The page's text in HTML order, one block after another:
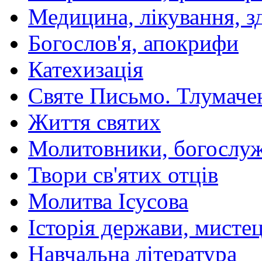
Медицина, лікування,
Богослов'я, апокрифи
Катехизація
Святе Письмо.
Життя святих
Молитовники,
Твори св'ятих отців
Молитва Ісусова
Історія держави,
Навчальна література